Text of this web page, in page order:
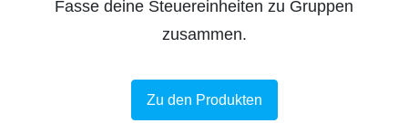
Fasse deine Steuereinheiten zu Gruppen
zusammen.
Zu den Produkten